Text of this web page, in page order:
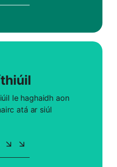
le haghaidh aon
atá ar siúl